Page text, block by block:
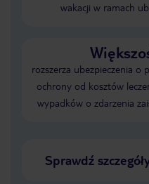
wakacji w ramach
rozszerza ubezpieczenia o
ochrony od kosztów
wypadków o zdarzenia
Sprawdź